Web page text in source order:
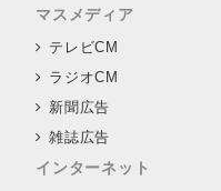
マスメディア
テレビCM
ラジオCM
新聞広告
雑誌広告
インターネット